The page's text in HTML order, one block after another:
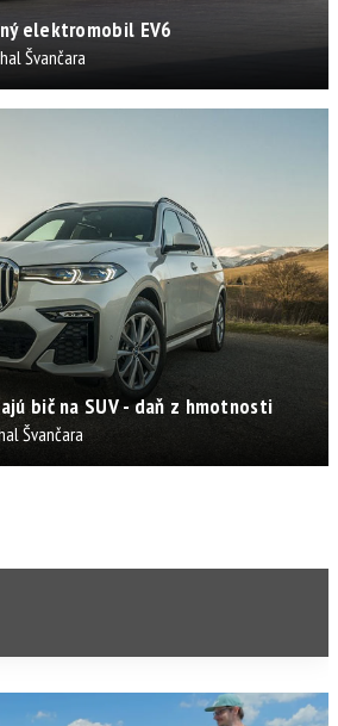
elektromobil EV6
Švančara
bič na SUV - daň z hmotnosti
Švančara